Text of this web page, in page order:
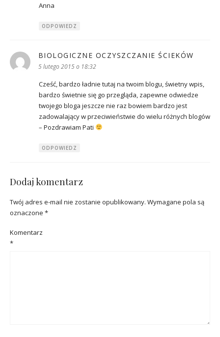
Anna
ODPOWIEDZ
BIOLOGICZNE OCZYSZCZANIE ŚCIEKÓW
5 lutego 2015 o 18:32
Cześć, bardzo ładnie tutaj na twoim blogu, świetny wpis,
bardzo świetnie się go przegląda, zapewne odwiedze
twojego bloga jeszcze nie raz bowiem bardzo jest
zadowalający w przeciwieństwie do wielu różnych blogów
– Pozdrawiam Pati
ODPOWIEDZ
Dodaj komentarz
Twój adres e-mail nie zostanie opublikowany. Wymagane pola są
oznaczone *
Komentarz
*